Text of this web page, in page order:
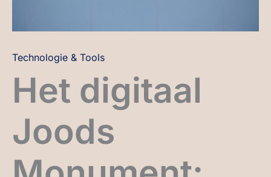
Technologie & Tools
Het digitaal
Joods